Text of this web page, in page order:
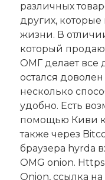
различных
других,
жизни. В
который
ОМГ делает все
остался
несколько
удобно. Есть
помощью Киви
также через
браузера hyrda
OMG onion.
Onion, ссылка